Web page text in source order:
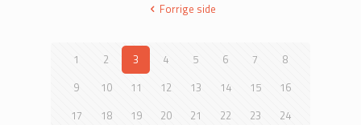
Forrige side
1 2 3 4 5 6 7
8
9
10 11 12 13 14 15
16
17
18 19 20 21 22 23
24